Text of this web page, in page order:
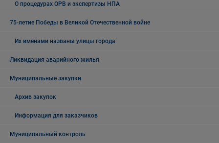
О процедурах ОРВ и экспертизы НПА
75-летие Победы в Великой Отечественной войне
Их именами названы улицы города
Ликвидация аварийного жилья
Муниципальные закупки
Архив закупок
Информация для заказчиков
Муниципальный контроль